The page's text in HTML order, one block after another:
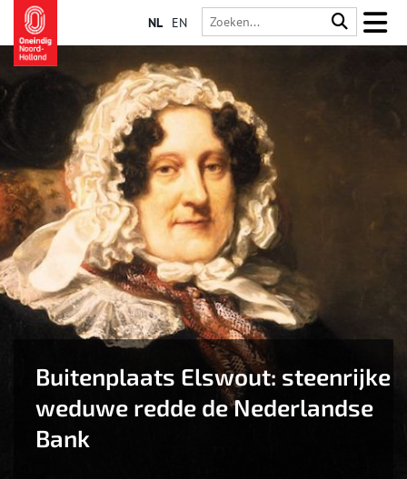
NL EN
Buitenplaats Elswout: steenrijke
weduwe redde de Nederlandse
Bank